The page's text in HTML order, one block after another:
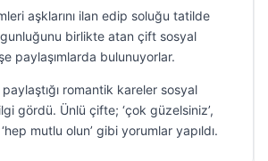
aşklarını ilan edip soluğu tatilde
birlikte atan çift sosyal
paylaşımlarda bulunuyorlar.
paylaştığı romantik kareler sosyal
gördü. Ünlü çifte; ‘çok güzelsiniz’,
‘hep mutlu olun’ gibi yorumlar yapıldı.